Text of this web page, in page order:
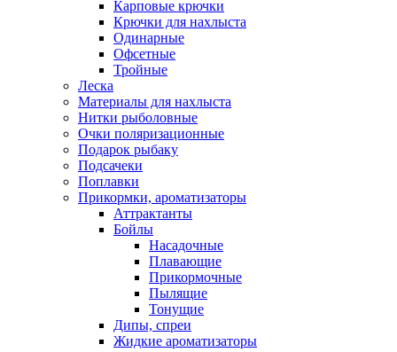
Карповые крючки
Крючки для нахлыста
Одинарные
Офсетные
Тройные
Леска
Материалы для нахлыста
Нитки рыболовные
Очки поляризационные
Подарок рыбаку
Подсачеки
Поплавки
Прикормки, ароматизаторы
Аттрактанты
Бойлы
Насадочные
Плавающие
Прикормочные
Пылящие
Тонущие
Дипы, спреи
Жидкие ароматизаторы